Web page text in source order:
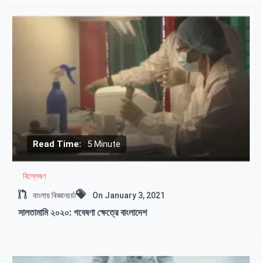
Read Time: 5 Minute
বিশ্লেষণ
বাংলায় বিজ্ঞানচর্চা On January 3, 2021
সালতামামি ২০২০: গবেষণা ক্ষেত্রে বাংলাদেশ